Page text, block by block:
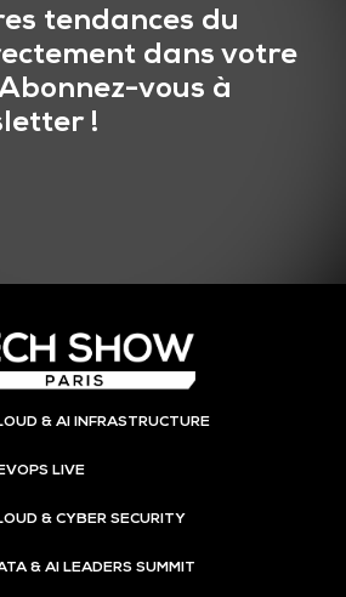
tendances du
dans votre
vous à
!
& AI INFRASTRUCTURE
LIVE
& CYBER SECURITY
& AI LEADERS SUMMIT